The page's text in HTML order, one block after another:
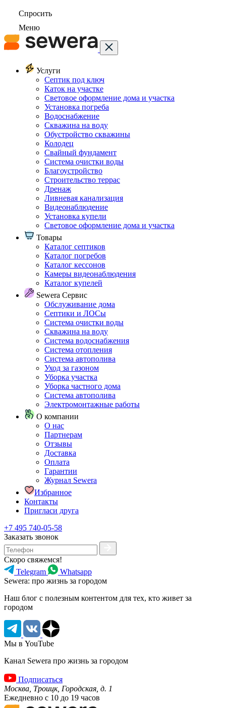
Спросить
Меню
Услуги
Септик под ключ
Каток на участке
Световое оформление дома и участка
Установка погреба
Водоснабжение
Скважина на воду
Обустройство скважины
Колодец
Свайный фундамент
Система очистки воды
Благоустройство
Строительство террас
Дренаж
Ливневая канализация
Видеонаблюдение
Установка купели
Световое оформление дома и участка
Товары
Каталог септиков
Каталог погребов
Каталог кессонов
Камеры видеонаблюдения
Каталог купелей
Sewera Сервис
Обслуживание дома
Септики и ЛОСы
Система очистки воды
Скважина на воду
Система водоснабжения
Система отопления
Система автополива
Уход за газоном
Уборка участка
Уборка частного дома
Система автополива
Электромонтажные работы
О компании
О нас
Партнерам
Отзывы
Доставка
Оплата
Гарантии
Журнал Sewera
Избранное
Контакты
Пригласи друга
+7 495 740-05-58
Заказать звонок
Скоро свяжемся!
Telegram
Whatsapp
Sewera: про жизнь за городом
Наш блог c полезным контентом для тех, кто живет за
городом
Мы в YouTube
Канал Sewera про жизнь за городом
Подписаться
Москва, Троицк, Городская, д. 1
Ежедневно с 10 до 19 часов